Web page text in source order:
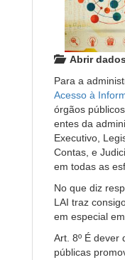
Abrir dados
Para a
Acesso à
órgãos
entes da
Executivo,
Contas, e
em todas as
No que diz
LAI traz
em especial
Art. 8º É dever
públicas